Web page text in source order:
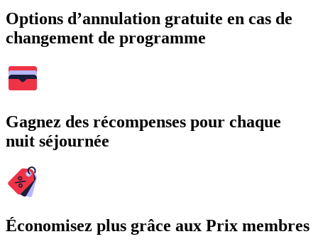
Options d’annulation gratuite en cas de
changement de programme
Gagnez des récompenses pour chaque
nuit séjournée
Économisez plus grâce aux Prix membres